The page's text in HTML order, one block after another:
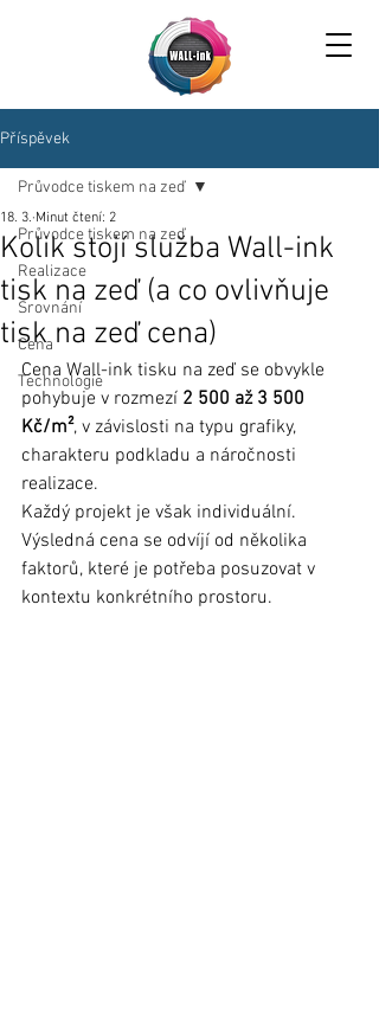
Příspěvek
Průvodce tiskem na zeď
Realizace
Srovnání
Cena
Technologie
Průvodce tiskem na zeď
Kolik stojí služba Wall-ink
tisk na zeď (a co ovlivňuje
tisk na zeď cena)
18. 3. Minut čtení: 2
Cena Wall-ink tisku na zeď se obvykle
pohybuje v rozmezí 2 500 až 3 500
Kč/m², v závislosti na typu grafiky,
charakteru podkladu a náročnosti
realizace.
Každý projekt je však individuální.
Výsledná cena se odvíjí od několika
faktorů, které je potřeba posuzovat v
kontextu konkrétního prostoru.